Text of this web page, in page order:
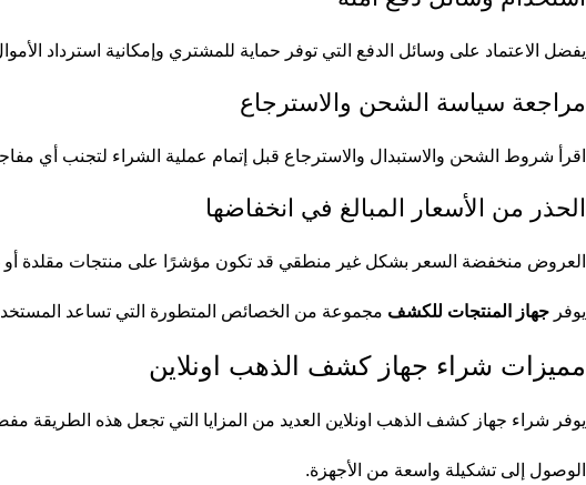
يفضل الاعتماد على وسائل الدفع التي توفر حماية للمشتري وإمكانية استرداد
مراجعة سياسة الشحن والاسترجاع
اقرأ شروط الشحن والاستبدال والاسترجاع قبل إتمام عملية الشراء لتجنب أي
الحذر من الأسعار المبالغ في انخفاضها
العروض منخفضة السعر بشكل غير منطقي قد تكون مؤشرًا على منتجات مقلدة أو
يوفر جهاز المنتجات للكشف مجموعة من الخصائص المتطورة التي تساعد
مميزات شراء جهاز كشف الذهب اونلاين
يوفر شراء جهاز كشف الذهب اونلاين العديد من المزايا التي تجعل هذه الطريقة
الوصول إلى تشكيلة واسعة من الأجهزة.